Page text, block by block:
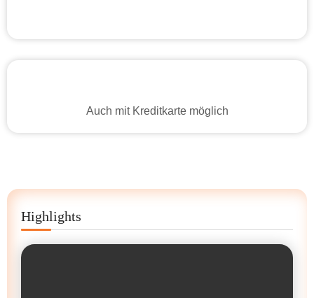
Auch mit Kreditkarte möglich
Highlights